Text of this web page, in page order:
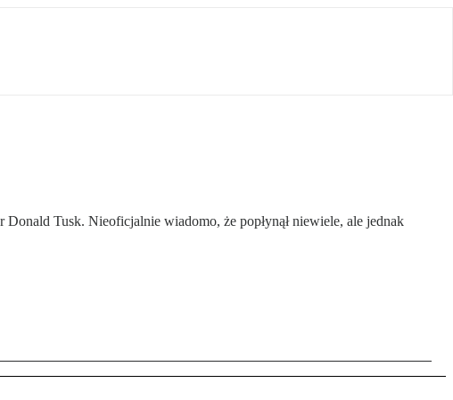
Tusk. Nieoficjalnie wiadomo, że popłynął niewiele, ale jednak